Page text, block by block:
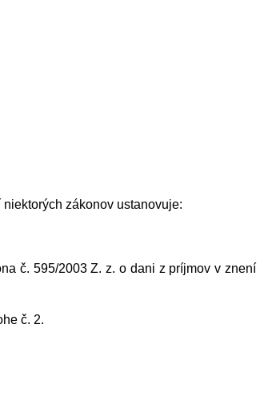
zákonov ustanovuje:
č. 595/2003 Z. z. o dani z príjmov v znení
č. 2.